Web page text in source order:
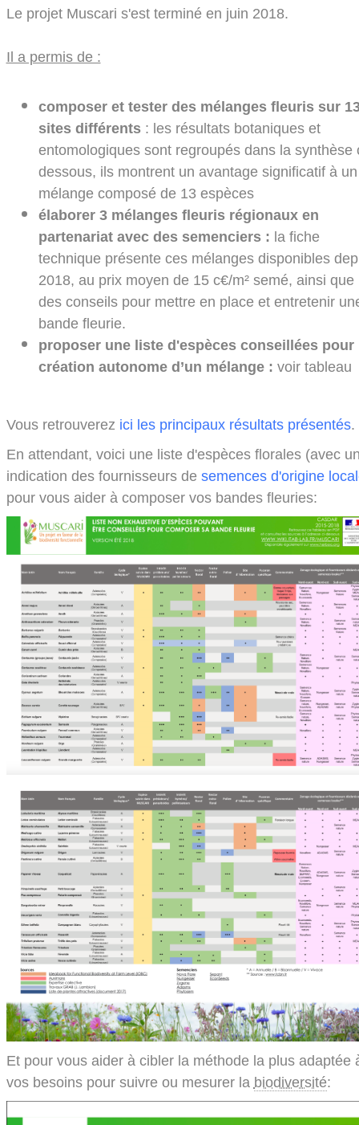
Le projet Muscari s'est terminé en juin 2018.
Il a permis de :
composer et tester des mélanges fleuris sur
sites différents : les résultats botaniques et
entomologiques sont regroupés dans la synthèse
dessous, ils montrent un avantage significatif à un
mélange composé de 13 espèces
élaborer 3 mélanges fleuris régionaux en
partenariat avec des semenciers : la fiche
technique présente ces mélanges disponibles
2018, au prix moyen de 15 c€/m² semé, ainsi que
des conseils pour mettre en place et entretenir
bande fleurie.
proposer une liste d'espèces conseillées pour
création autonome d’un mélange : voir tableau
Vous retrouverez ici les principaux résultats présentés.
En attendant, voici une liste d'espèces florales (avec
indication des fournisseurs de semences d'origine
pour vous aider à composer vos bandes fleuries:
Et pour vous aider à cibler la méthode la plus adaptée
vos besoins pour suivre ou mesurer la biodiversité: